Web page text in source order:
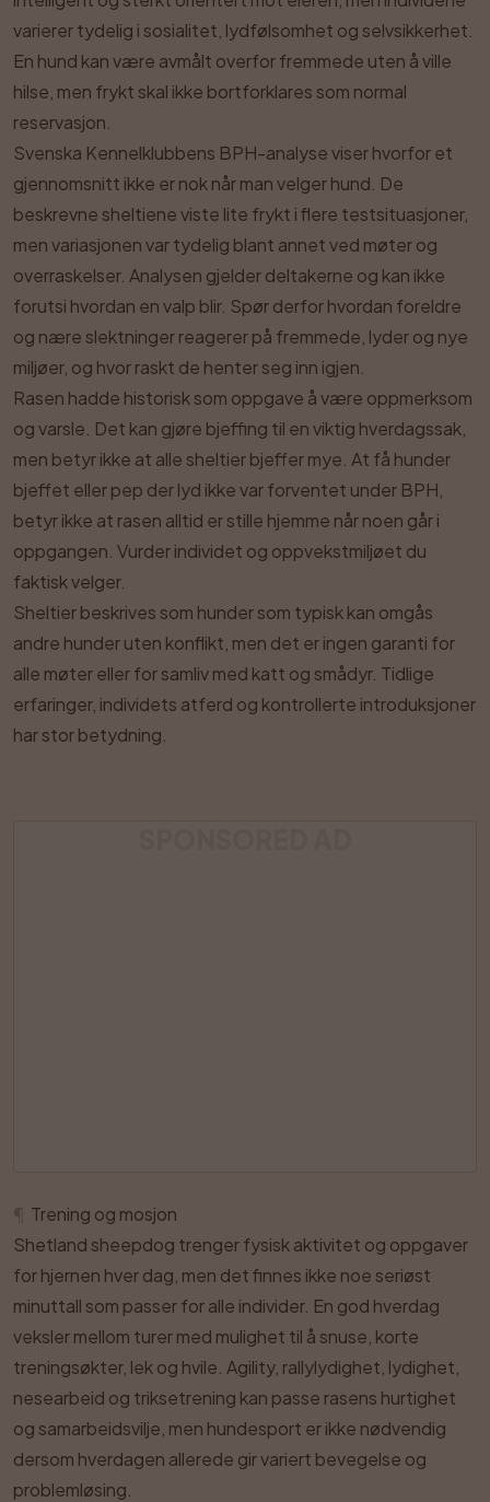
varierer tydelig i sosialitet, lydfølsomhet og selvsikkerhet.
En hund kan være avmålt overfor fremmede uten å ville
hilse, men frykt skal ikke bortforklares som normal
reservasjon.
Svenska Kennelklubbens BPH-analyse viser hvorfor et
gjennomsnitt ikke er nok når man velger hund. De
beskrevne sheltiene viste lite frykt i flere testsituasjoner,
men variasjonen var tydelig blant annet ved møter og
overraskelser. Analysen gjelder deltakerne og kan ikke
forutsi hvordan en valp blir. Spør derfor hvordan foreldre
og nære slektninger reagerer på fremmede, lyder og nye
miljøer, og hvor raskt de henter seg inn igjen.
Rasen hadde historisk som oppgave å være oppmerksom
og varsle. Det kan gjøre bjeffing til en viktig hverdagssak,
men betyr ikke at alle sheltier bjeffer mye. At få hunder
bjeffet eller pep der lyd ikke var forventet under BPH,
betyr ikke at rasen alltid er stille hjemme når noen går i
oppgangen. Vurder individet og oppvekstmiljøet du
faktisk velger.
Sheltier beskrives som hunder som typisk kan omgås
andre hunder uten konflikt, men det er ingen garanti for
alle møter eller for samliv med katt og smådyr. Tidlige
erfaringer, individets atferd og kontrollerte introduksjoner
har stor betydning.
Trening og mosjon
Shetland sheepdog trenger fysisk aktivitet og oppgaver
for hjernen hver dag, men det finnes ikke noe seriøst
minuttall som passer for alle individer. En god hverdag
veksler mellom turer med mulighet til å snuse, korte
treningsøkter, lek og hvile. Agility, rallylydighet, lydighet,
nesearbeid og triksetrening kan passe rasens hurtighet
og samarbeidsvilje, men hundesport er ikke nødvendig
dersom hverdagen allerede gir variert bevegelse og
problemløsing.